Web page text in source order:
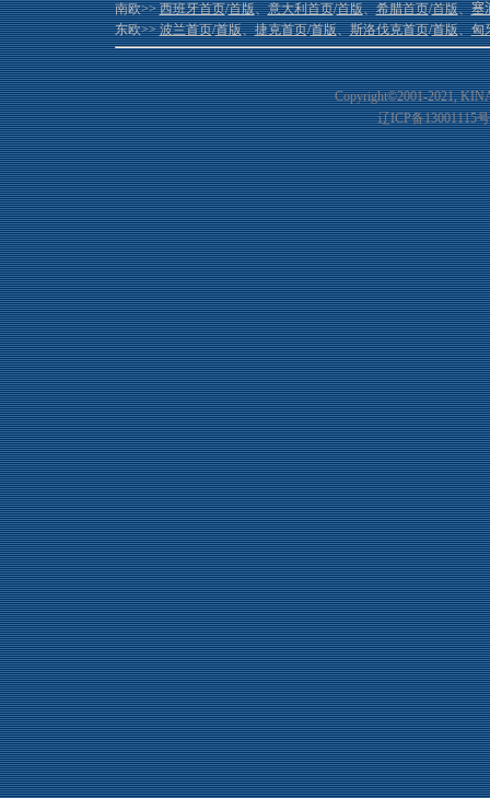
南欧>>西班牙首页/首版、意大利首页/首版、希腊首页/首版、塞
东欧>>波兰首页/首版、捷克首页/首版、斯洛伐克首页/首版、匈
Copyright©2001-2021,
辽ICP备13001115